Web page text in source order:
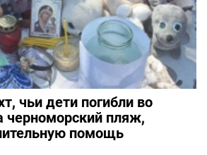
чьи дети погибли во
черноморский пляж,
помощь